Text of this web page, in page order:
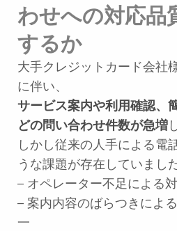
わせへの対応品
するか
大手クレジットカード会社
に伴い、
サービス案内や利用確認、
どの問い合わせ件数が急増
しかし従来の人手による電
うな課題が存在していまし
– オペレーター不足による
– 案内内容のばらつきによ
一